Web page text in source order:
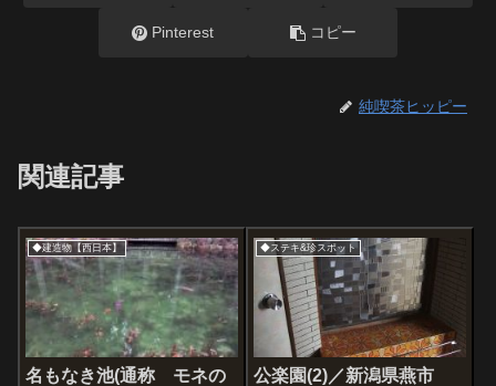
Pinterest コピー
純喫茶ヒッピー
関連記事
◆建造物【西日本】
名もなき池(通称 モネの
◆ステキ&珍スポット
公楽園(2)／新潟県燕市